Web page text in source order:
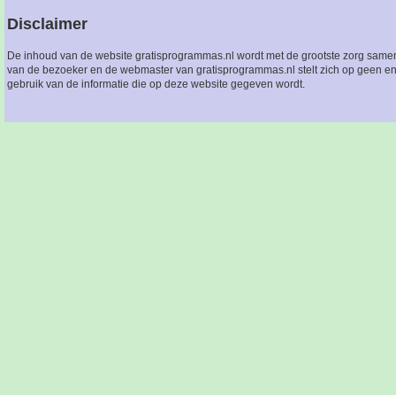
Disclaimer
De inhoud van de website gratisprogrammas.nl wordt met de grootste zorg
van de bezoeker en de webmaster van gratisprogrammas.nl stelt zich op geen
gebruik van de informatie die op deze website gegeven wordt.